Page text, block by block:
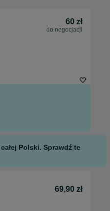
60 zł
do negocjacji
Polski. Sprawdź te
69,90 zł